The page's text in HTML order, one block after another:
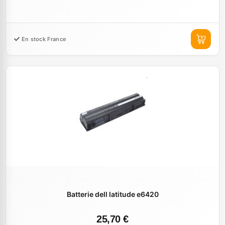
En stock France
Batterie dell latitude e6420
25,70 €